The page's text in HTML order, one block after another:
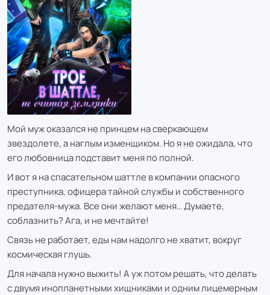
Мой муж оказался не принцем на сверкающем
звездолете, а наглым изменщиком. Но я не ожидала, что
его любовница подставит меня по полной.
И вот я на спасательном шаттле в компании опасного
преступника, офицера тайной службы и собственного
предателя-мужа. Все они желают меня… Думаете,
соблазнить? Ага, и не мечтайте!
Связь не работает, еды нам надолго не хватит, вокруг
космическая глушь.
Для начала нужно выжить! А уж потом решать, что делать
с двумя инопланетными хищниками и одним лицемерным